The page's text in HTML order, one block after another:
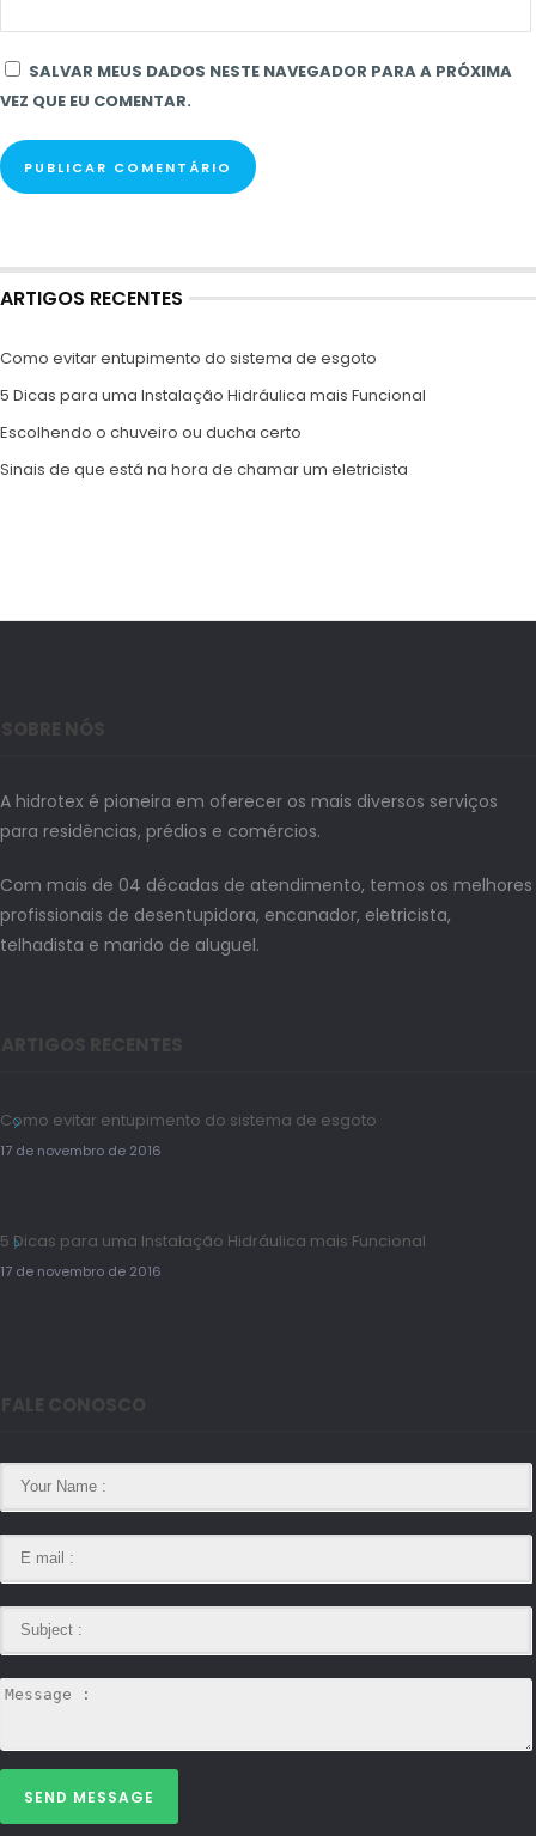
SALVAR MEUS DADOS NESTE NAVEGADOR PARA A PRÓXIMA
VEZ QUE EU COMENTAR.
ARTIGOS RECENTES
Como evitar entupimento do sistema de esgoto
5 Dicas para uma Instalação Hidráulica mais Funcional
Escolhendo o chuveiro ou ducha certo
Sinais de que está na hora de chamar um eletricista
A hidrotex é pioneira em oferecer os mais diversos serviços
para residências, prédios e comércios.
Com mais de 04 décadas de atendimento, temos os melhores
profissionais de desentupidora, encanador, eletricista,
telhadista e marido de aluguel.
Como evitar entupimento do sistema de esgoto
17 de novembro de 2016
5 Dicas para uma Instalação Hidráulica mais Funcional
17 de novembro de 2016
SEND MESSAGE